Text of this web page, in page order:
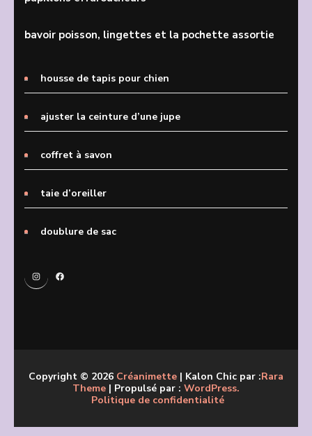
bavoir poisson, lingettes et la pochette assortie
housse de tapis pour chien
ajuster la ceinture d’une jupe
coffret à savon
taie d’oreiller
doublure de sac
InstagramFacebook
Copyright © 2026 Créanimette | Kalon Chic par :Rara
Theme | Propulsé par : WordPress.
Politique de confidentialité